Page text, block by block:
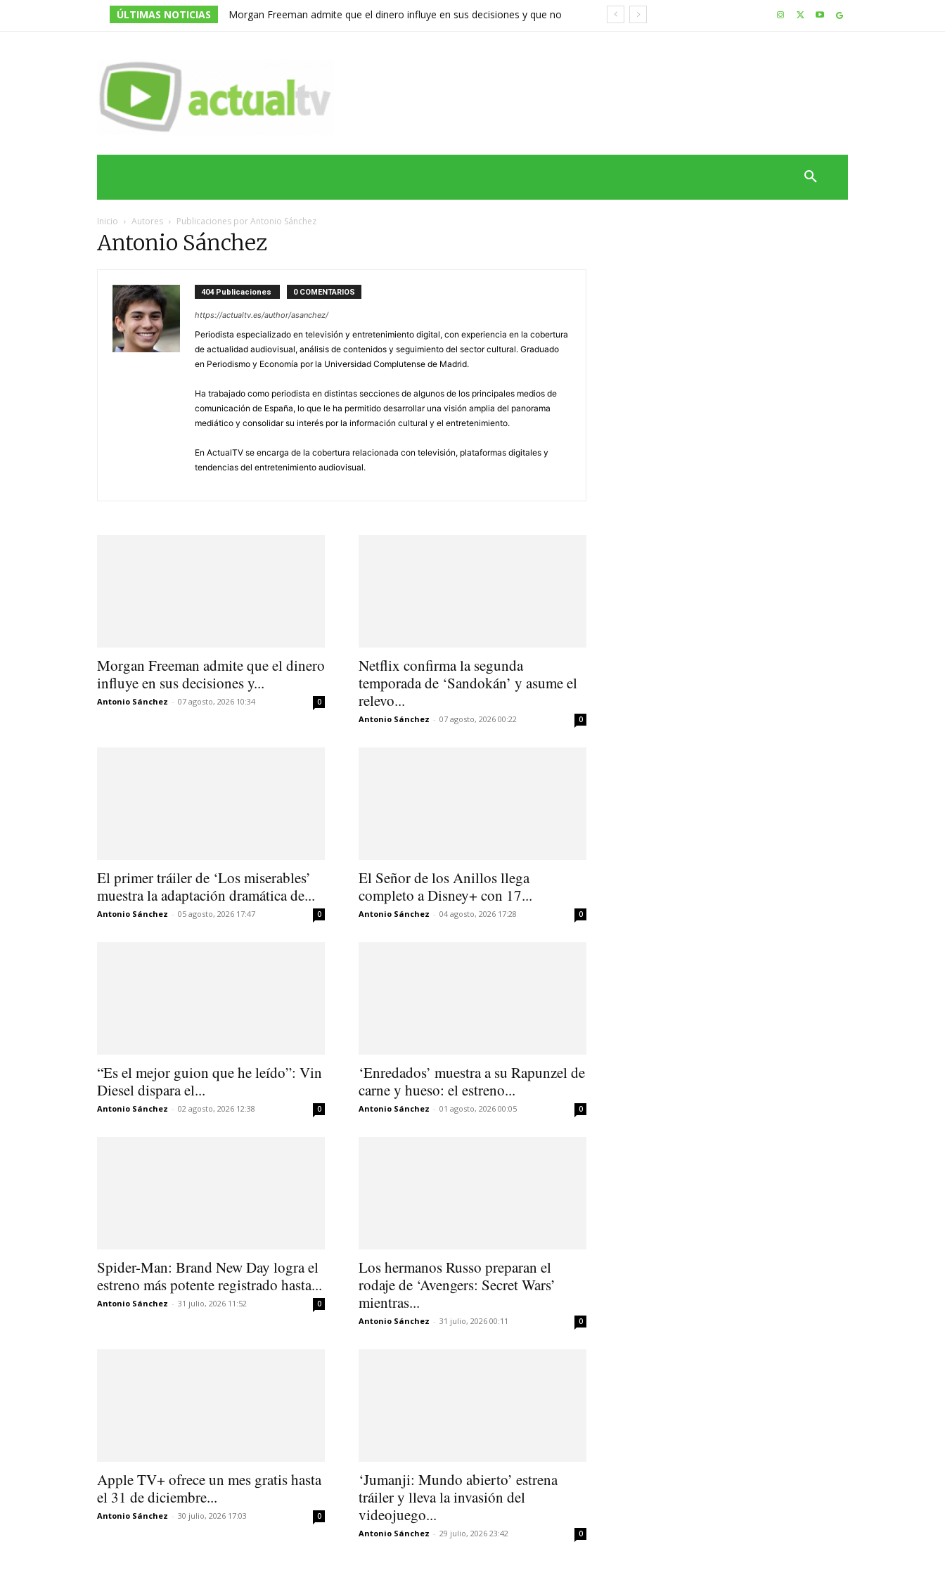
ÚLTIMAS NOTICIAS
Morgan Freeman admite que el dinero influye en sus decisiones y que no
Inicio Autores Publicaciones por Antonio Sánchez
Antonio Sánchez
404 Publicaciones 0 COMENTARIOS
https://actualtv.es/author/asanchez/
Periodista especializado en televisión y entretenimiento digital, con experiencia en la cobertura
de actualidad audiovisual, análisis de contenidos y seguimiento del sector cultural. Graduado
en Periodismo y Economía por la Universidad Complutense de Madrid.
Ha trabajado como periodista en distintas secciones de algunos de los principales medios de
comunicación de España, lo que le ha permitido desarrollar una visión amplia del panorama
mediático y consolidar su interés por la información cultural y el entretenimiento.
En ActualTV se encarga de la cobertura relacionada con televisión, plataformas digitales y
tendencias del entretenimiento audiovisual.
Morgan Freeman admite que el dinero
influye en sus decisiones y...
Antonio Sánchez - 07 agosto, 2026 10:34 0
Netflix confirma la segunda
temporada de ‘Sandokán’ y asume el
relevo...
Antonio Sánchez - 07 agosto, 2026 00:22 0
El primer tráiler de ‘Los miserables’
muestra la adaptación dramática de...
Antonio Sánchez - 05 agosto, 2026 17:47 0
El Señor de los Anillos llega
completo a Disney+ con 17...
Antonio Sánchez - 04 agosto, 2026 17:28 0
“Es el mejor guion que he leído”: Vin
Diesel dispara el...
Antonio Sánchez - 02 agosto, 2026 12:38 0
‘Enredados’ muestra a su Rapunzel de
carne y hueso: el estreno...
Antonio Sánchez - 01 agosto, 2026 00:05 0
Spider-Man: Brand New Day logra el
estreno más potente registrado hasta...
Antonio Sánchez - 31 julio, 2026 11:52 0
Los hermanos Russo preparan el
rodaje de ‘Avengers: Secret Wars’
mientras...
Antonio Sánchez - 31 julio, 2026 00:11 0
Apple TV+ ofrece un mes gratis hasta
el 31 de diciembre...
Antonio Sánchez - 30 julio, 2026 17:03 0
‘Jumanji: Mundo abierto’ estrena
tráiler y lleva la invasión del
videojuego...
Antonio Sánchez - 29 julio, 2026 23:42 0